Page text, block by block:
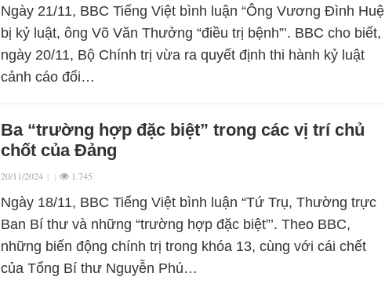
Ngày 21/11, BBC Tiếng Việt bình luận “Ông Vương Đình Huệ
bị kỷ luật, ông Võ Văn Thưởng “điều trị bệnh”’. BBC cho biết,
ngày 20/11, Bộ Chính trị vừa ra quyết định thi hành kỷ luật
cảnh cáo đối…
Ba “trường hợp đặc biệt” trong các vị trí chủ
chốt của Đảng
20/11/2024 | | 1.745
Ngày 18/11, BBC Tiếng Việt bình luận “Tứ Trụ, Thường trực
Ban Bí thư và những “trường hợp đặc biệt”’. Theo BBC,
những biến động chính trị trong khóa 13, cùng với cái chết
của Tổng Bí thư Nguyễn Phú…